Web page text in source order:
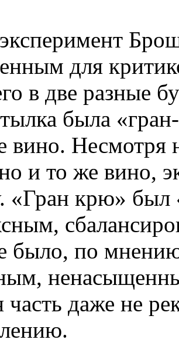
для
в две разные
была
вино. Несмотря
и то же вино,
«Гран крю»
было, по
даже не